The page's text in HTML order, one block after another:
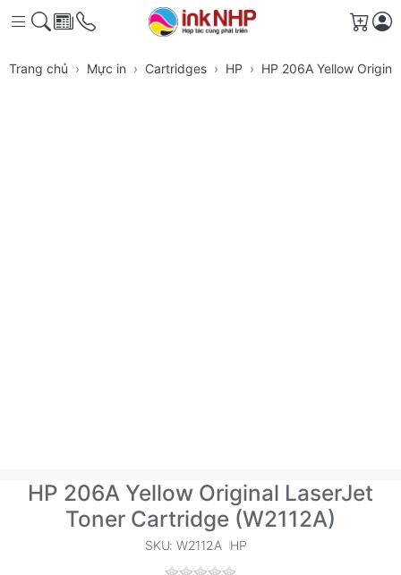
Giỏ
Trang chủ Mực in Cartridges HP HP 206A Yellow
HP 206A Yellow Original LaserJet
Toner Cartridge (W2112A)
SKU: W2112A HP